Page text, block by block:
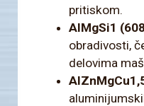
pritiskom.
AlMgSi1
obradivosti,
delovima